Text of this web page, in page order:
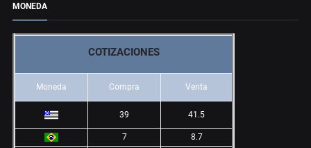
MONEDA
COTIZACIONES
Moneda Compra Venta
39 41.5
7 8.7